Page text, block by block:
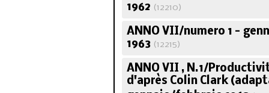
1962 (12210)
ANNO VII/numero 1 -
1963 (12215)
ANNO VII , N.1/
d'après Colin Clark